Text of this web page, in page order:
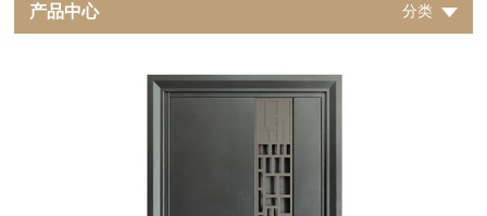
产品中心 分类